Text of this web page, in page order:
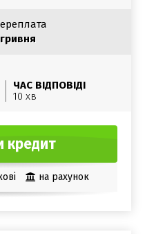
ЧАС ВІДПОВІДІ
10 хв
кредит
на рахунок